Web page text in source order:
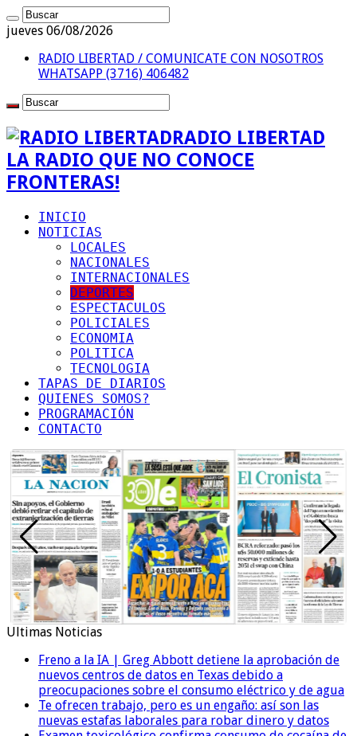
jueves 06/08/2026
RADIO LIBERTAD / COMUNICATE CON NOSOTROS
WHATSAPP (3716) 406482
RADIO LIBERTAD
LA RADIO QUE NO CONOCE
FRONTERAS!
INICIO
NOTICIAS
LOCALES
NACIONALES
INTERNACIONALES
DEPORTES
ESPECTACULOS
POLICIALES
ECONOMIA
POLITICA
TECNOLOGIA
TAPAS DE DIARIOS
QUIENES SOMOS?
PROGRAMACIÓN
CONTACTO
Ultimas Noticias
Freno a la IA | Greg Abbott detiene la aprobación de
nuevos centros de datos en Texas debido a
preocupaciones sobre el consumo eléctrico y de agua
Te ofrecen trabajo, pero es un engaño: así son las
nuevas estafas laborales para robar dinero y datos